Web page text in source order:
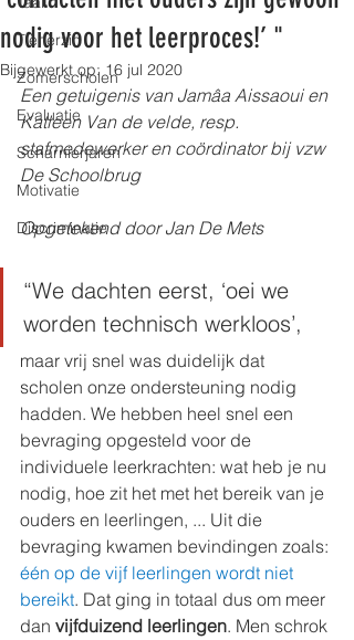
Tienerzin
Zomerscholen
Evaluatie
Scharnierjaren
Motivatie
Discriminatie
nodig voor het leerproces!’ "
Bijgewerkt op:16 jul 2020
Een getuigenis van Jamâa Aissaoui en
Katleen Van de velde, resp.
stafmedewerker en coördinator bij vzw
De Schoolbrug
Opgetekend door Jan De Mets
“We dachten eerst, ‘oei we
worden technisch werkloos’,
maar vrij snel was duidelijk dat
scholen onze ondersteuning nodig
hadden. We hebben heel snel een
bevraging opgesteld voor de
individuele leerkrachten: wat heb je nu
nodig, hoe zit het met het bereik van je
ouders en leerlingen, ... Uit die
bevraging kwamen bevindingen zoals:
één op de vijf leerlingen wordt niet
bereikt. Dat ging in totaal dus om meer
dan vijfduizend leerlingen. Men schrok